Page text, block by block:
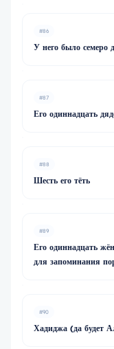
#86
У него было семеро
#87
Его одиннадцать
#88
Шесть его тёть
#89
Его одиннадцать
для запоминания
#90
Хадиджа (да будет